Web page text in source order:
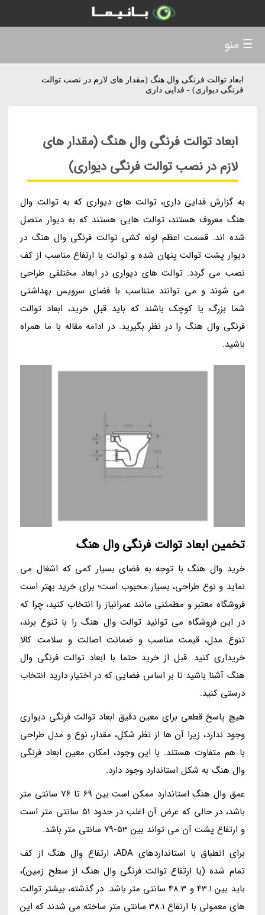
ابعاد توالت فرنگی وال هنگ (مقدار های لازم در نصب توالت
فرنگی دیواری) - فدایی داری
ابعاد توالت فرنگی وال هنگ (مقدار های
لازم در نصب توالت فرنگی دیواری)
به گزارش فدایی داری، توالت های دیواری که به توالت وال
هنگ معروف هستند، توالت هایی هستند که به دیوار متصل
شده اند. قسمت اعظم لوله کشی توالت فرنگی وال هنگ در
دیوار پشت توالت پنهان شده و توالت با ارتفاع مناسب از کف
نصب می گردد. توالت های دیواری در ابعاد مختلفی طراحی
می شوند و می توانند متناسب با فضای سرویس بهداشتی
شما بزرگ یا کوچک باشند که باید قبل خرید، ابعاد توالت
فرنگی وال هنگ را در نظر بگیرید. در ادامه مقاله با ما همراه
باشید.
تخمین ابعاد توالت فرنگی وال هنگ
خرید وال هنگ با توجه به فضای بسیار کمی که اشغال می
نماید و نوع طراحی، بسیار محبوب است؛ برای خرید بهتر است
فروشگاه معتبر و مطمئنی مانند عمرانیاز را انتخاب کنید، چرا که
در این فروشگاه می توانید توالت وال هنگ را با تنوع برند،
تنوع مدل، قیمت مناسب و ضمانت اصالت و سلامت کالا
خریداری کنید. قبل از خرید حتما با ابعاد توالت فرنگی وال
هنگ آشنا باشید تا بر اساس فضایی که در اختیار دارید انتخاب
درستی کنید.
هیچ پاسخ قطعی برای معین دقیق ابعاد توالت فرنگی دیواری
وجود ندارد، زیرا آن ها از نظر شکل، مقدار، نوع و مدل طراحی
با هم متفاوت هستند. با این وجود، امکان معین ابعاد فرنگی
وال هنگ به شکل استاندارد وجود دارد.
عمق وال هنگ استاندارد ممکن است بین 69 تا 76 سانتی متر
باشد، در حالی که عرض آن اغلب در حدود 51 سانتی متر است
و ارتفاع پشت آن می تواند بین 53-79 سانتی متر باشد.
برای انطباق با استانداردهای ADA، ارتفاع وال هنگ از کف
تمام شده (یا ارتفاع توالت فرنگی وال هنگ از سطح زمین)،
باید بین 43.1 و 48.3 سانتی متر باشد. در گذشته، بیشتر توالت
های معمولی با ارتفاع 38.1 سانتی متر ساخته می شدند که این
☰ منو